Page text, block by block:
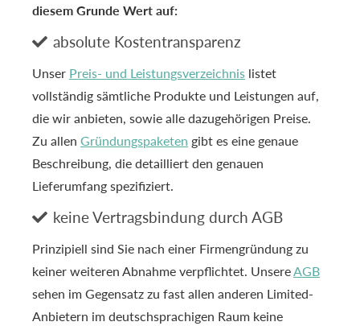
diesem Grunde Wert auf:
 absolute Kostentransparenz
Unser Preis- und Leistungsverzeichnis listet
vollständig sämtliche Produkte und Leistungen auf,
die wir anbieten, sowie alle dazugehörigen Preise.
Zu allen Gründungspaketen gibt es eine genaue
Beschreibung, die detailliert den genauen
Lieferumfang spezifiziert.
 keine Vertragsbindung durch AGB
Prinzipiell sind Sie nach einer Firmengründung zu
keiner weiteren Abnahme verpflichtet. UnsereAGB
sehen im Gegensatz zu fast allen anderen Limited-
Anbietern im deutschsprachigen Raum keine